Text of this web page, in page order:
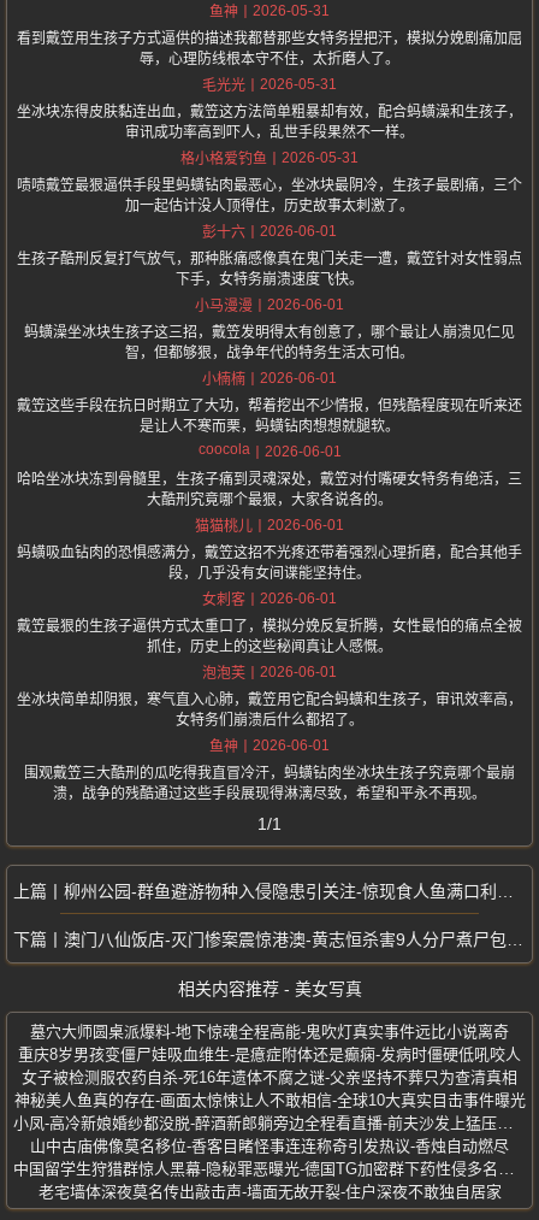
鱼神
2026-05-31
看到戴笠用生孩子方式逼供的描述我都替那些女特务捏把汗，模拟分娩剧痛加屈
辱，心理防线根本守不住，太折磨人了。
毛光光
2026-05-31
坐冰块冻得皮肤黏连出血，戴笠这方法简单粗暴却有效，配合蚂蟥澡和生孩子，
审讯成功率高到吓人，乱世手段果然不一样。
格小格爱钓鱼
2026-05-31
啧啧戴笠最狠逼供手段里蚂蟥钻肉最恶心，坐冰块最阴冷，生孩子最剧痛，三个
加一起估计没人顶得住，历史故事太刺激了。
彭十六
2026-06-01
生孩子酷刑反复打气放气，那种胀痛感像真在鬼门关走一遭，戴笠针对女性弱点
下手，女特务崩溃速度飞快。
小马漫漫
2026-06-01
蚂蟥澡坐冰块生孩子这三招，戴笠发明得太有创意了，哪个最让人崩溃见仁见
智，但都够狠，战争年代的特务生活太可怕。
小楠楠
2026-06-01
戴笠这些手段在抗日时期立了大功，帮着挖出不少情报，但残酷程度现在听来还
是让人不寒而栗，蚂蟥钻肉想想就腿软。
coocola
2026-06-01
哈哈坐冰块冻到骨髓里，生孩子痛到灵魂深处，戴笠对付嘴硬女特务有绝活，三
大酷刑究竟哪个最狠，大家各说各的。
猫猫桃儿
2026-06-01
蚂蟥吸血钻肉的恐惧感满分，戴笠这招不光疼还带着强烈心理折磨，配合其他手
段，几乎没有女间谍能坚持住。
女刺客
2026-06-01
戴笠最狠的生孩子逼供方式太重口了，模拟分娩反复折腾，女性最怕的痛点全被
抓住，历史上的这些秘闻真让人感慨。
泡泡芙
2026-06-01
坐冰块简单却阴狠，寒气直入心肺，戴笠用它配合蚂蟥和生孩子，审讯效率高，
女特务们崩溃后什么都招了。
鱼神
2026-06-01
围观戴笠三大酷刑的瓜吃得我直冒冷汗，蚂蟥钻肉坐冰块生孩子究竟哪个最崩
溃，战争的残酷通过这些手段展现得淋漓尽致，希望和平永不再现。
1/1
柳州公园-群鱼避游物种入侵隐患引关注-惊现食人鱼满口利齿模样骇人
澳门八仙饭店-灭门惨案震惊港澳-黄志恒杀害9人分尸煮尸包传闻曝光
相关内容推荐 - 美女写真
墓穴大师圆桌派爆料-地下惊魂全程高能-鬼吹灯真实事件远比小说离奇
重庆8岁男孩变僵尸娃吸血维生-是癔症附体还是癫痫-发病时僵硬低吼咬人
女子被检测服农药自杀-死16年遗体不腐之谜-父亲坚持不葬只为查清真相
神秘美人鱼真的存在-画面太惊悚让人不敢相信-全球10大真实目击事件曝光
山中古庙佛像莫名移位-香客目睹怪事连连称奇引发热议-香烛自动燃尽
老宅墙体深夜莫名传出敲击声-墙面无故开裂-住户深夜不敢独自居家